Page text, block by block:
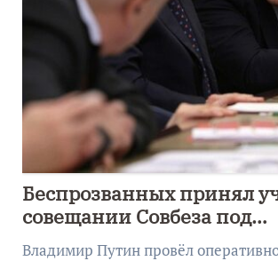
Беспрозванных принял
совещании Совбеза под
руководством Путина
Владимир Путин провёл